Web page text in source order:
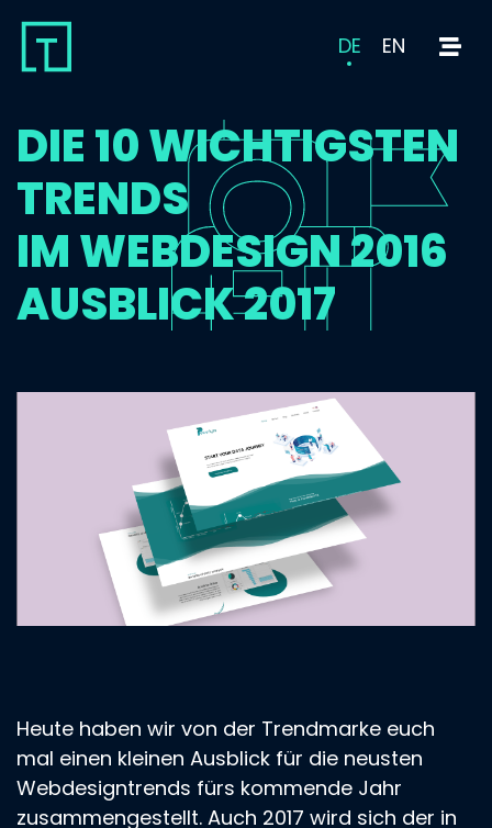
DE EN
DIE 10 WICHTIGSTEN
TRENDS
IM WEBDESIGN 2016
AUSBLICK 2017
Heute haben wir von der Trendmarke euch
mal einen kleinen Ausblick für die neusten
Webdesigntrends fürs kommende Jahr
zusammengestellt. Auch 2017 wird sich der in